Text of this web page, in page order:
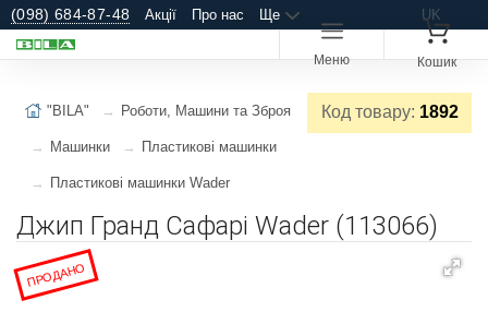
(098) 684-87-48 Акції Про нас Ще UK
Меню Кошик
Код товару: 1892
"BILA" Роботи, Машини та Зброя
Машинки Пластикові машинки
Пластикові машинки Wader
Джип Гранд Сафарі Wader (113066)
ПРОДАНО